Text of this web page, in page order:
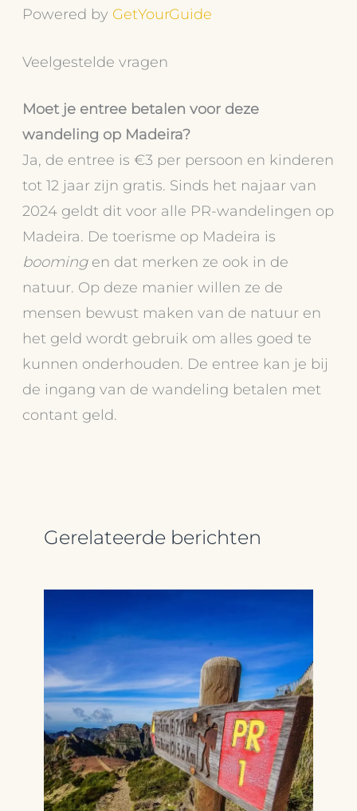
Powered by GetYourGuide
Veelgestelde vragen
Moet je entree betalen voor deze
wandeling op Madeira?
Ja, de entree is €3 per persoon en kinderen
tot 12 jaar zijn gratis. Sinds het najaar van
2024 geldt dit voor alle PR-wandelingen op
Madeira. De toerisme op Madeira is
booming en dat merken ze ook in de
natuur. Op deze manier willen ze de
mensen bewust maken van de natuur en
het geld wordt gebruik om alles goed te
kunnen onderhouden. De entree kan je bij
de ingang van de wandeling betalen met
contant geld.
Gerelateerde berichten